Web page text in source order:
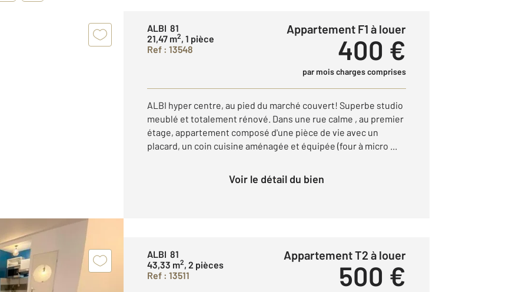
ALBI 81
21,47 m2, 1 pièce
Ref : 13548
Appartement F1 à louer
400 €
par mois charges comprises
ALBI hyper centre, au pied du marché couvert! Superbe studio
meublé et totalement rénové. Dans une rue calme , au premier
étage, appartement composé d'une pièce de vie avec un
placard, un coin cuisine aménagée et équipée (four à micro ...
Voir le détail du bien
ALBI 81
43,33 m2, 2 pièces
Ref : 13511
Appartement T2 à louer
500 €